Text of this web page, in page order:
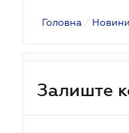
Головна / Новини
Залиште